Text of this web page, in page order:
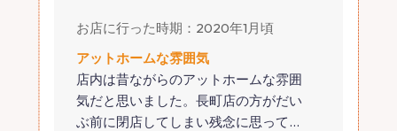
お店に行った時期：2020年1月頃
アットホームな雰囲気
店内は昔ながらのアットホームな雰囲
気だと思いました。長町店の方がだい
ぶ前に閉店してしまい残念に思って…